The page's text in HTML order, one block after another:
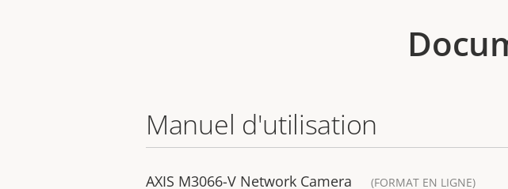
Manuel d'utilisation
AXIS M3066-V Network Camera (FORMAT EN LIGNE)